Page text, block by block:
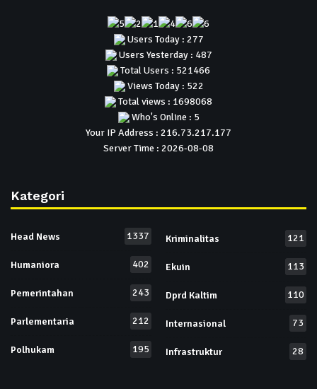
Users Today : 277
Users Yesterday : 487
Total Users : 521466
Views Today : 522
Total views : 1698068
Who's Online : 5
Your IP Address : 216.73.217.177
Server Time : 2026-08-08
Kategori
Head News 1337
Humaniora 402
Pemerintahan 243
Parlementaria 212
Polhukam 195
Kriminalitas 121
Ekuin 113
Dprd Kaltim 110
Internasional 73
Infrastruktur 28